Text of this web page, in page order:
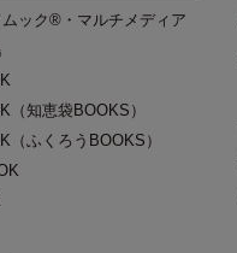
ック®・マルチメディア
（知恵袋BOOKS）
（ふくろうBOOKS）